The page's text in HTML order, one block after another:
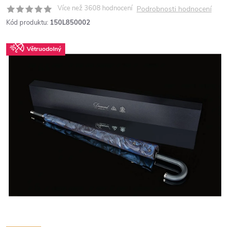
Podrobnosti hodnocení
Kód produktu: 150L850002
Větruodolný